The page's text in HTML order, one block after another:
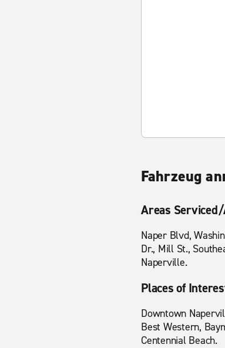
Fahrzeug
Areas
Naper Blvd,
Dr., Mill St.,
Naperville.
Places of
Downtown
Best Western,
Centennial Beach.